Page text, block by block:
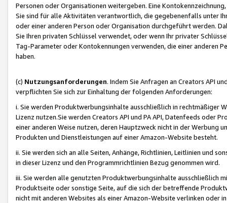
Personen oder Organisationen weitergeben. Eine
Sie sind für alle Aktivitäten verantwortlich, die gegebenenfalls unter
oder einer anderen Person oder Organisation durchgeführt werden.
Sie Ihren privaten Schlüssel verwendet, oder wenn Ihr privater
Tag-Parameter oder Kontokennungen verwenden, die einer anderen
haben.
(c) Nutzungsanforderungen. Indem Sie Anfragen an Creators API
verpflichten Sie sich zur Einhaltung der folgenden Anforderungen:
i. Sie werden Produktwerbungsinhalte ausschließlich in rechtmäßiger
Lizenz nutzen.Sie werden Creators API und PA API, Datenfeeds oder
einer anderen Weise nutzen, deren Hauptzweck nicht in der Werbung
Produkten und Dienstleistungen auf einer Amazon-Website besteht.
ii. Sie werden sich an alle Seiten, Anhänge, Richtlinien, Leitlinien und
in dieser Lizenz und den Programmrichtlinien Bezug genommen wird.
iii. Sie werden alle genutzten Produktwerbungsinhalte ausschließlich
Produktseite oder sonstige Seite, auf die sich der betreffende
nicht mit anderen Websites als einer Amazon-Website verlinken oder